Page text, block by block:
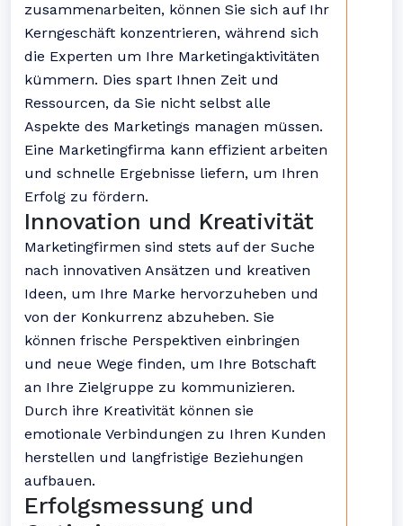
zusammenarbeiten, können Sie sich auf Ihr
Kerngeschäft konzentrieren, während sich
die Experten um Ihre Marketingaktivitäten
kümmern. Dies spart Ihnen Zeit und
Ressourcen, da Sie nicht selbst alle
Aspekte des Marketings managen müssen.
Eine Marketingfirma kann effizient arbeiten
und schnelle Ergebnisse liefern, um Ihren
Erfolg zu fördern.
Innovation und Kreativität
Marketingfirmen sind stets auf der Suche
nach innovativen Ansätzen und kreativen
Ideen, um Ihre Marke hervorzuheben und
von der Konkurrenz abzuheben. Sie
können frische Perspektiven einbringen
und neue Wege finden, um Ihre Botschaft
an Ihre Zielgruppe zu kommunizieren.
Durch ihre Kreativität können sie
emotionale Verbindungen zu Ihren Kunden
herstellen und langfristige Beziehungen
aufbauen.
Erfolgsmessung und